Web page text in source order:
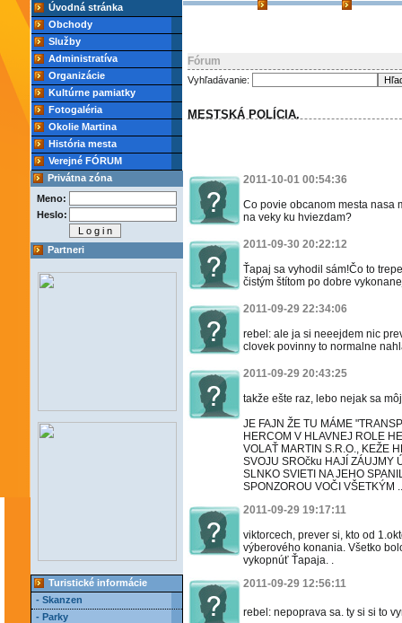
Úvodná stránka
Obchody
Služby
Administratíva
Organizácie
Kultúrne pamiatky
Fotogaléria
Okolie Martina
História mesta
Verejné FÓRUM
Privátna zóna
Meno:
Heslo:
Partneri
Turistické informácie
- Skanzen
- Parky
Fórum
Vyhľadávanie:
MESTSKÁ POLÍCIA.
2011-10-01 00:54:36
Co povie obcanom mesta nasa
na veky ku hviezdam?
2011-09-30 20:22:12
Ťapaj sa vyhodil sám!Čo to
čistým štítom po dobre
2011-09-29 22:34:06
rebel: ale ja si neeejdem nic
clovek povinny to normalne
2011-09-29 20:43:25
takže ešte raz, lebo nejak sa
JE FAJN ŽE TU MÁME
HERCOM V HLAVNEJ ROLE
VOLAŤ MARTIN S.R.O., KEŽE
SVOJU SROčku HAJÍ ZÁUJMY
SLNKO SVIETI NA JEHO
SPONZOROU VOČI VŠETKÝM
2011-09-29 19:17:11
viktorcech, prever si, kto od
výberového konania. Všetko
vykopnúť Ťapaja. .
2011-09-29 12:56:11
rebel: nepoprava sa. ty si si to